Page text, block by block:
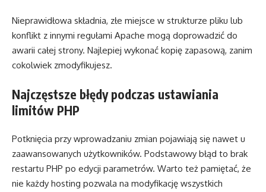
Nieprawidłowa składnia, złe miejsce w strukturze pliku lub
konflikt z innymi regułami Apache mogą doprowadzić do
awarii całej strony. Najlepiej wykonać kopię zapasową, zanim
cokolwiek zmodyfikujesz.
Najczęstsze błędy podczas ustawiania
limitów PHP
Potknięcia przy wprowadzaniu zmian pojawiają się nawet u
zaawansowanych użytkowników. Podstawowy błąd to brak
restartu PHP po edycji parametrów. Warto też pamiętać, że
nie każdy hosting pozwala na modyfikację wszystkich